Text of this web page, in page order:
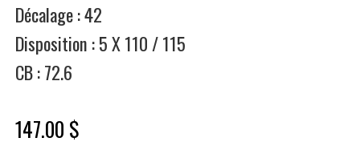
Décalage : 42
Disposition : 5 X 110 / 115
CB : 72.6
147.00 $